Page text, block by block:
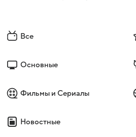
Все
Основные
Фильмы и Сериалы
Новостные